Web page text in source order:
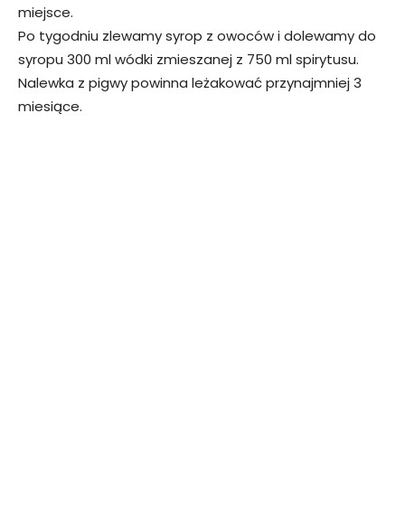
miejsce.
Po tygodniu zlewamy syrop z owoców i dolewamy do
syropu 300 ml wódki zmieszanej z 750 ml spirytusu.
Nalewka z pigwy powinna leżakować przynajmniej 3
miesiące.